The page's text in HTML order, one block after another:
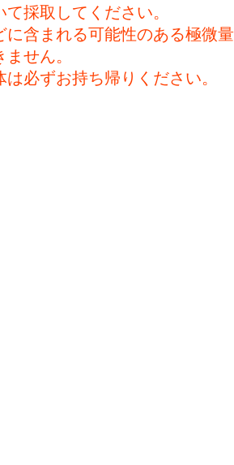
採取してください。
に含まれる可能性のある極微
せん。
必ずお持ち帰りください。